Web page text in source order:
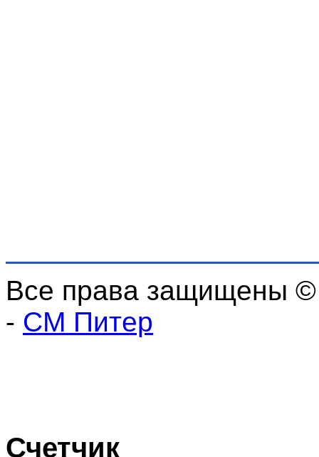
Все права защищены
- СМ Питер
Счетчик